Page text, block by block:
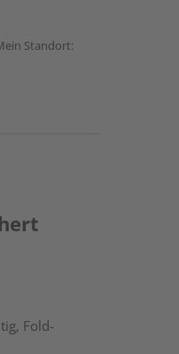
Standort:
Fold-